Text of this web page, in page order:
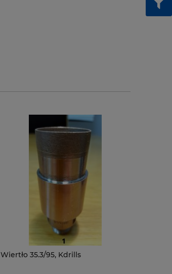
Wiertło 35.3/95, Kdrills